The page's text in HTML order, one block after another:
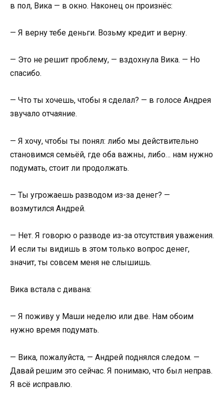
в пол, Вика — в окно. Наконец он произнёс:
— Я верну тебе деньги. Возьму кредит и верну.
— Это не решит проблему, — вздохнула Вика. — Но
спасибо.
— Что ты хочешь, чтобы я сделал? — в голосе Андрея
звучало отчаяние.
— Я хочу, чтобы ты понял: либо мы действительно
становимся семьёй, где оба важны, либо… нам нужно
подумать, стоит ли продолжать.
— Ты угрожаешь разводом из-за денег? —
возмутился Андрей.
— Нет. Я говорю о разводе из-за отсутствия уважения.
И если ты видишь в этом только вопрос денег,
значит, ты совсем меня не слышишь.
Вика встала с дивана:
— Я поживу у Маши неделю или две. Нам обоим
нужно время подумать.
— Вика, пожалуйста, — Андрей поднялся следом. —
Давай решим это сейчас. Я понимаю, что был неправ.
Я всё исправлю.